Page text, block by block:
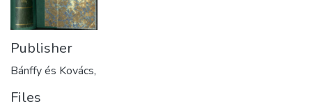
Publisher
Bánffy és Kovács,
Files